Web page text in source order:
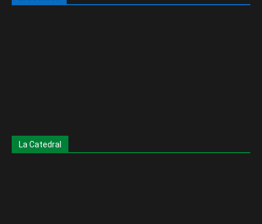
La Catedral